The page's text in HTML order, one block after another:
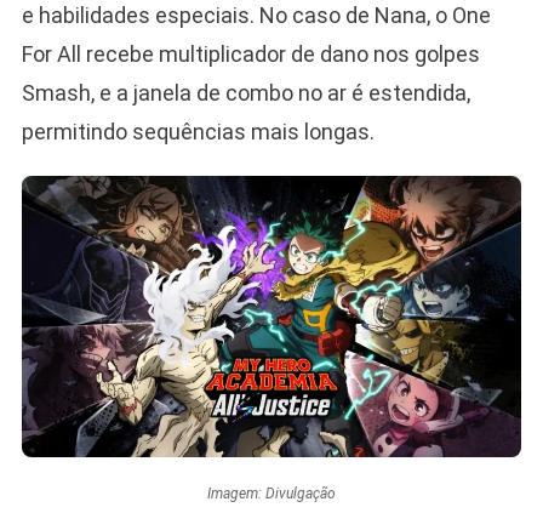
e habilidades especiais. No caso de Nana, o One
For All recebe multiplicador de dano nos golpes
Smash, e a janela de combo no ar é estendida,
permitindo sequências mais longas.
Imagem: Divulgação